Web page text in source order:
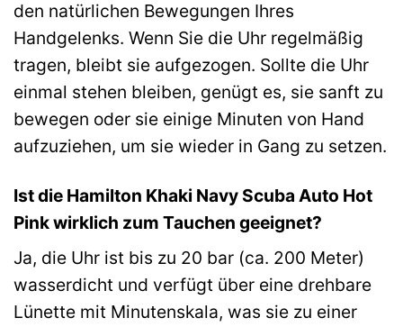
den natürlichen Bewegungen Ihres
Handgelenks. Wenn Sie die Uhr regelmäßig
tragen, bleibt sie aufgezogen. Sollte die Uhr
einmal stehen bleiben, genügt es, sie sanft zu
bewegen oder sie einige Minuten von Hand
aufzuziehen, um sie wieder in Gang zu setzen.
Ist die Hamilton Khaki Navy Scuba Auto Hot
Pink wirklich zum Tauchen geeignet?
Ja, die Uhr ist bis zu 20 bar (ca. 200 Meter)
wasserdicht und verfügt über eine drehbare
Lünette mit Minutenskala, was sie zu einer